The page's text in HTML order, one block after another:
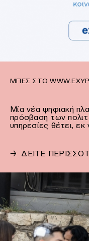
ΜΠΕΣ ΣΤΟ
Μία νέα ψηφιακή
πρόσβαση των
υπηρεσίες θέτει,
→ ΔΕΙΤΕ